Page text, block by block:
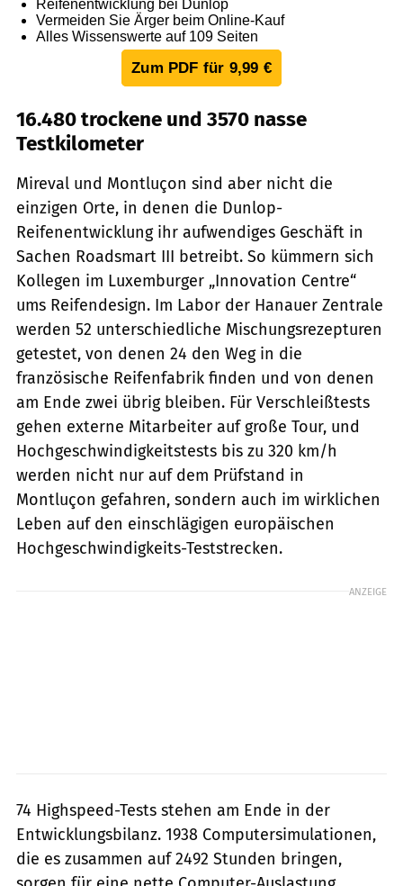
16.480 trockene und 3570 nasse
Testkilometer
Mireval und Montluçon sind aber nicht die
einzigen Orte, in denen die Dunlop-
Reifenentwicklung ihr aufwendiges Geschäft in
Sachen Roadsmart III betreibt. So kümmern sich
Kollegen im Luxemburger „Innovation Centre“
ums Reifendesign. Im Labor der Hanauer Zentrale
werden 52 unterschiedliche Mischungsrezepturen
getestet, von denen 24 den Weg in die
französische Reifenfabrik finden und von denen
am Ende zwei übrig bleiben. Für Verschleißtests
gehen externe Mitarbeiter auf große Tour, und
Hochgeschwindigkeitstests bis zu 320 km/h
werden nicht nur auf dem Prüfstand in
Montluçon gefahren, sondern auch im wirklichen
Leben auf den einschlägigen europäischen
Hochgeschwindigkeits-Teststrecken.
ANZEIGE
74 Highspeed-Tests stehen am Ende in der
Entwicklungsbilanz. 1938 Computersimulationen,
die es zusammen auf 2492 Stunden bringen,